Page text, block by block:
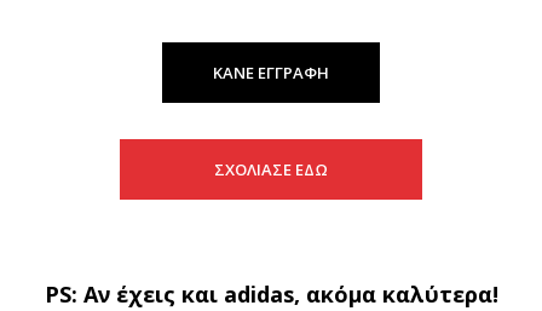
ΚΑΝΕ ΕΓΓΡΑΦΗ
ΣΧΟΛΙΑΣΕ ΕΔΩ
PS: Αν έχεις και adidas, ακόμα καλύτερα!